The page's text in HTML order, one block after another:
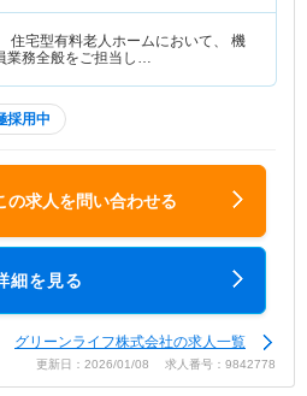
住宅型有料老人ホームにおいて、 機
業務全般をご担当し…
採用中
の求人を問い合わせる
細を見る
グリーンライフ株式会社の求人一覧
更新日：2026/01/08 求人番号：9842778